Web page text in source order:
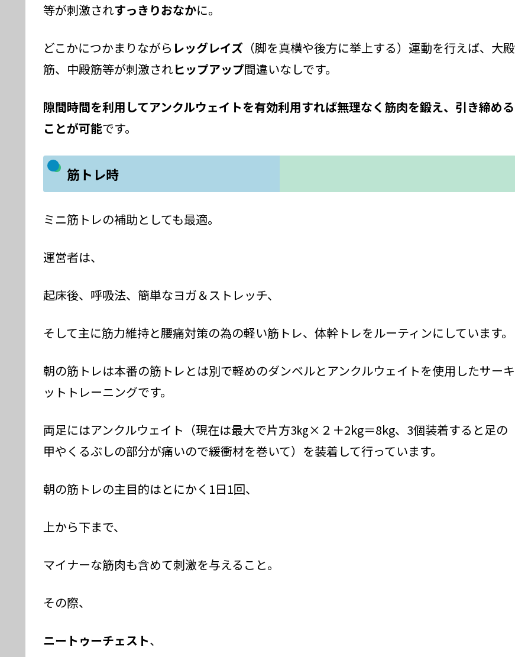
等が刺激されすっきりおなかに。
どこかにつかまりながら レッグレイズ （脚を真横や後方に挙上する）運動を行えば、大殿
筋、中殿筋等が刺激されヒップアップ間違いなしです。
隙間時間を利用してアンクルウェイトを有効利用すれば無理なく筋肉を鍛え、引き締める
ことが可能です。
筋トレ時
ミニ筋トレの補助としても最適。
運営者は、
起床後、呼吸法、簡単なヨガ＆ストレッチ、
そして主に筋力維持と腰痛対策の為の軽い筋トレ、体幹トレをルーティンにしています。
朝の筋トレは本番の筋トレとは別で軽めのダンベルとアンクルウェイトを使用したサーキ
ットトレーニングです。
両足にはアンクルウェイト（現在は最大で片方3㎏×２＋2kg＝8kg、3個装着すると足の
甲やくるぶしの部分が痛いので緩衝材を巻いて）を装着して行っています。
朝の筋トレの主目的はとにかく1日1回、
上から下まで、
マイナーな筋肉も含めて刺激を与えること。
その際、
ニートゥーチェスト、